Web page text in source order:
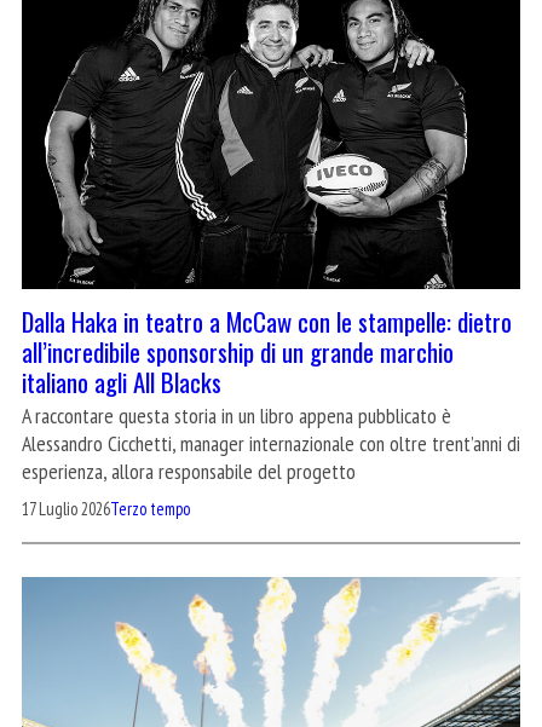
Dalla Haka in teatro a McCaw con le stampelle: dietro
all’incredibile sponsorship di un grande marchio
italiano agli All Blacks
A raccontare questa storia in un libro appena pubblicato è
Alessandro Cicchetti, manager internazionale con oltre trent’anni di
esperienza, allora responsabile del progetto
17 Luglio 2026Terzo tempo